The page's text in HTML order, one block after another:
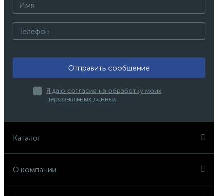
Отправить сообщение
Я даю согласие на обработку моих
персональных данных
Каталог
О компании